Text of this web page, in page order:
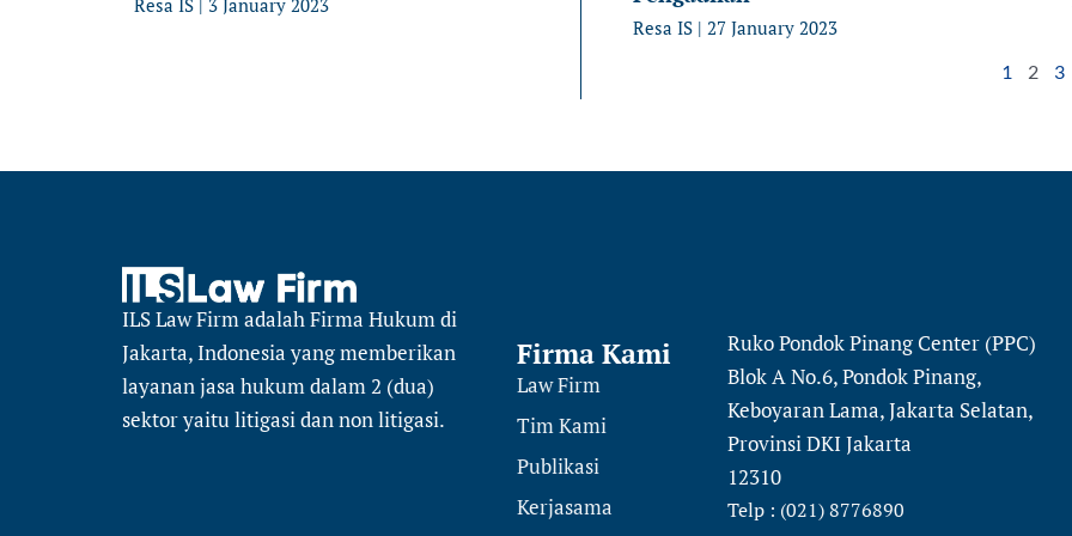
Resa IS 27 January 2023
1 2 3
ILS Law Firmadalah Firma Hukum di
Jakarta, Indonesia yang memberikan
layanan jasa hukum dalam 2 (dua)
sektoryaitulitigasi dan non litigasi.
Firma Kami
Law Firm
Tim Kami
Publikasi
Kerjasama
Ruko Pondok Pinang Center (PPC)
Blok A No.6, Pondok Pinang,
Keboyaran Lama, Jakarta Selatan,
Provinsi DKI Jakarta
12310
Telp : (021) 8776890